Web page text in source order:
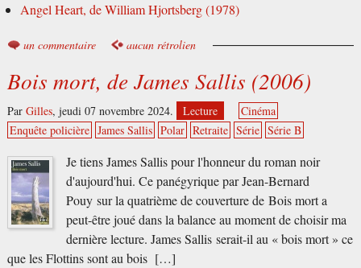
Angel Heart, de William Hjortsberg (1978)
un commentaire aucun rétrolien
Bois mort, de James Sallis (2006)
Par Gilles, jeudi 07 novembre 2024. Lecture
Cinéma
Enquête policière James Sallis Polar Retraite Série Série B
Je tiens James Sallis pour l'honneur du roman noir
d'aujourd'hui. Ce panégyrique par Jean-Bernard
Pouy sur la quatrième de couverture de Bois mort a
peut-être joué dans la balance au moment de choisir ma
dernière lecture. James Sallis serait-il au « bois mort » ce
que les Flottins sont au bois […]